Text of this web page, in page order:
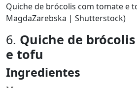
Quiche de brócolis com tomate e
MagdaZarebska | Shutterstock)
6. Quiche de
e tofu
Ingredientes